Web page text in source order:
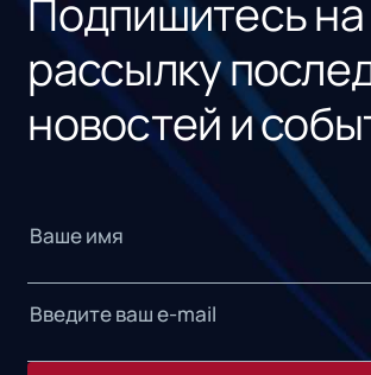
Подпишитесь
рассылку
новостей и